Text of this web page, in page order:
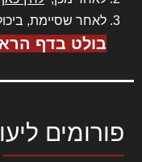
לאחר שסיימת,
בולט בדף
פורומים